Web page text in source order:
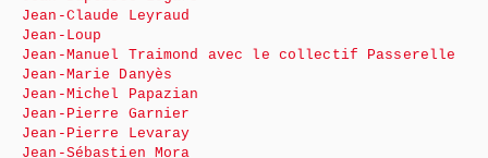
Jean-Claude Leyraud
Jean-Loup
Jean-Manuel Traimond avec le collectif Passerelle
Jean-Marie Danyès
Jean-Michel Papazian
Jean-Pierre Garnier
Jean-Pierre Levaray
Jean-Sébastien Mora